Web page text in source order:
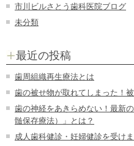
市川ビルさとう歯科医院ブログ
未分類
最近の投稿
歯周組織再生療法とは
歯の被せ物が取れてしまった！
歯の神経をあきらめない！最新
髄保存療法）」とは？
成人歯科健診・妊婦健診を受け